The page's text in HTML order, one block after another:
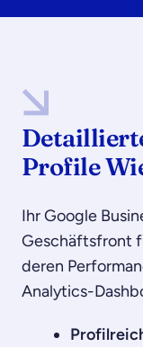
Profile
Ihr Google
Geschäftsfront
deren
Analytics-